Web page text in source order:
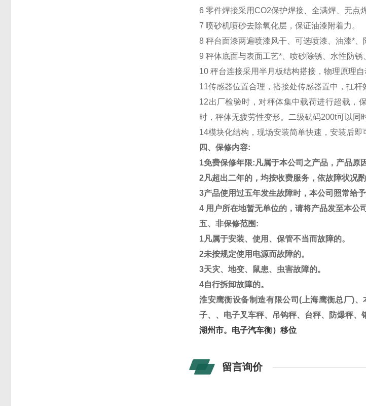
6零件焊接采用CO2保护焊接、全满焊、无点
7 喷砂机喷砂去除氧化层，保证油漆附着力。
8秤台面漆两遍喷漆风干、可选喷漆、油漆*、
9秤体底面与表面工艺*、喷砂除锈、水性防锈
10秤台连接采用半月板结构搭接，物理原理
11传感器位置合理，搭接处传感器置中，扛杆
12出厂检验时，对秤体集中载荷进行超载，
时，秤体无疲劳性变形。二级砝码200t可以同
14模块化结构，现场安装简单快速，安装后即
四、保修内容:
1免费保修年限: 凡属于本公司之产品，产品原
2凡超出二年的，均按收费服务，依故障状况
3产品使用过五年发生故障时，本公司照常给予
4 用户所在地暂无单位的，请将产品发至本公
五、非保修范围 :
1凡属于安装、使用、保管不当而故障的。
2未按规定使用电源而故障的。
3天灾、地变、鼠患、虫害故障的。
4自行拆卸故障的。
淮安鹰衡设备制造有限公司( 上海鹰衡总厂)、
子、、电子叉车秤、吊钩秤、台秤、防爆秤、
湖州市。电子汽车衡）移位
留言询价